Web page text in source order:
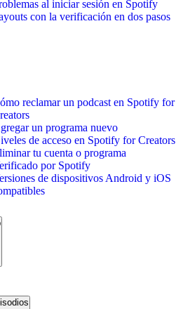
al iniciar sesión en Spotify
con la verificación en dos pasos
reclamar un podcast en Spotify for
un programa nuevo
de acceso en Spotify for Creators
tu cuenta o programa
por Spotify
de dispositivos Android y iOS